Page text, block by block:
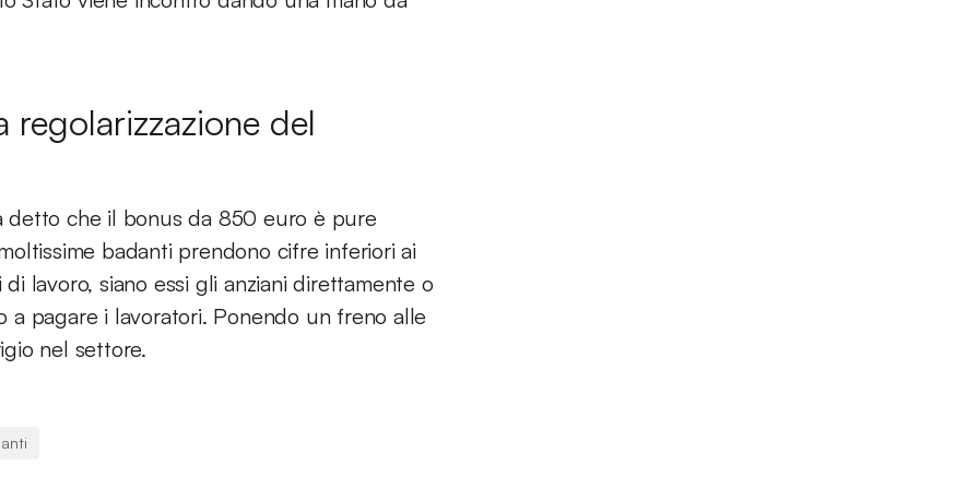
regolarizzazione del
detto che il bonus da 850 euro è pure
badanti prendono cifre inferiori ai
lavoro, siano essi gli anziani direttamente o
pagare i lavoratori. Ponendo un freno alle
nel settore.